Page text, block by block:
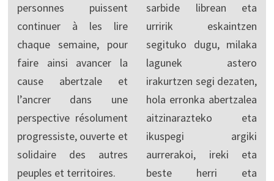
personnes puissent
continuer à les lire
chaque semaine, pour
faire ainsi avancer la
cause abertzale et
l’ancrer dans une
perspective résolument
progressiste, ouverte et
solidaire des autres
peuples et territoires.
sarbide librean eta
urririk eskaintzen
segituko dugu, milaka
lagunek astero
irakurtzen segi dezaten,
hola erronka abertzalea
aitzinarazteko eta
ikuspegi argiki
aurrerakoi, ireki eta
beste herri eta